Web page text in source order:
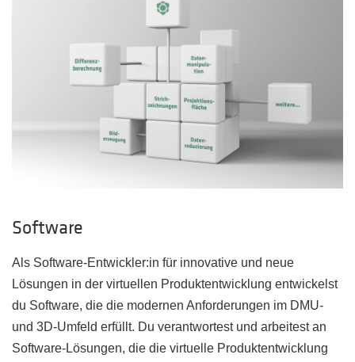
Software
Als Software-Entwickler:in für innovative und neue
Lösungen in der virtuellen Produktentwicklung entwickelst
du Software, die die modernen Anforderungen im DMU-
und 3D-Umfeld erfüllt. Du verantwortest und arbeitest an
Software-Lösungen, die die virtuelle Produktentwicklung